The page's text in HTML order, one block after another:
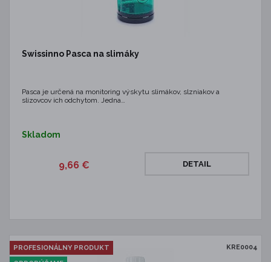
Swissinno Pasca na slimáky
Pasca je určená na monitoring výskytu slimákov, slzniakov a
slizovcov ich odchytom. Jedna…
Skladom
9,66 € DETAIL
KRE0004
PROFESIONÁLNY PRODUKT